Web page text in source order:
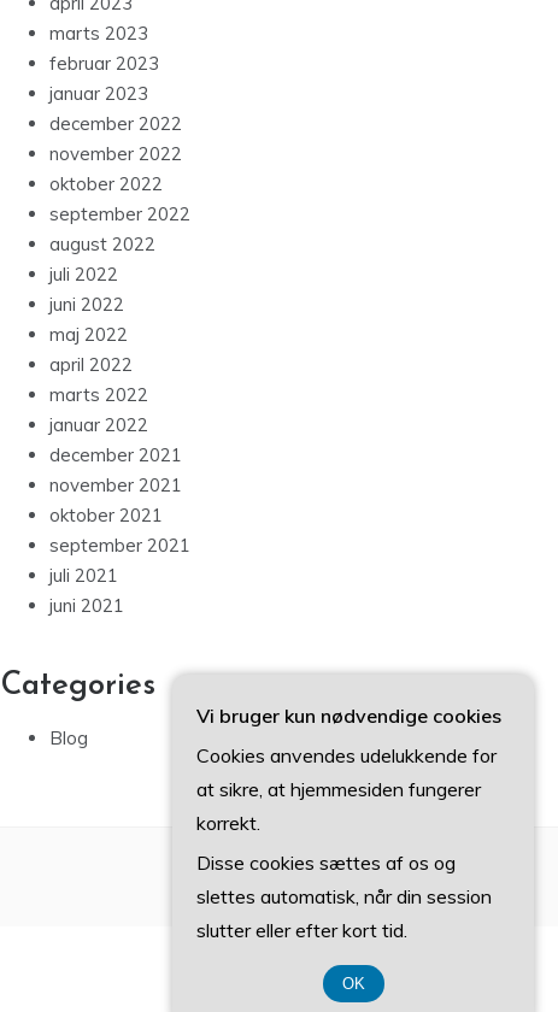
marts 2023
februar 2023
januar 2023
december 2022
november 2022
oktober 2022
september 2022
august 2022
juli 2022
juni 2022
maj 2022
april 2022
marts 2022
januar 2022
december 2021
november 2021
oktober 2021
september 2021
juli 2021
juni 2021
Categories
Blog
Vi bruger kun nødvendige cookies
Cookies anvendes udelukkende for
at sikre, at hjemmesiden fungerer
korrekt.
Disse cookies sættes af os og
slettes automatisk, når din session
slutter eller efter kort tid.
OK